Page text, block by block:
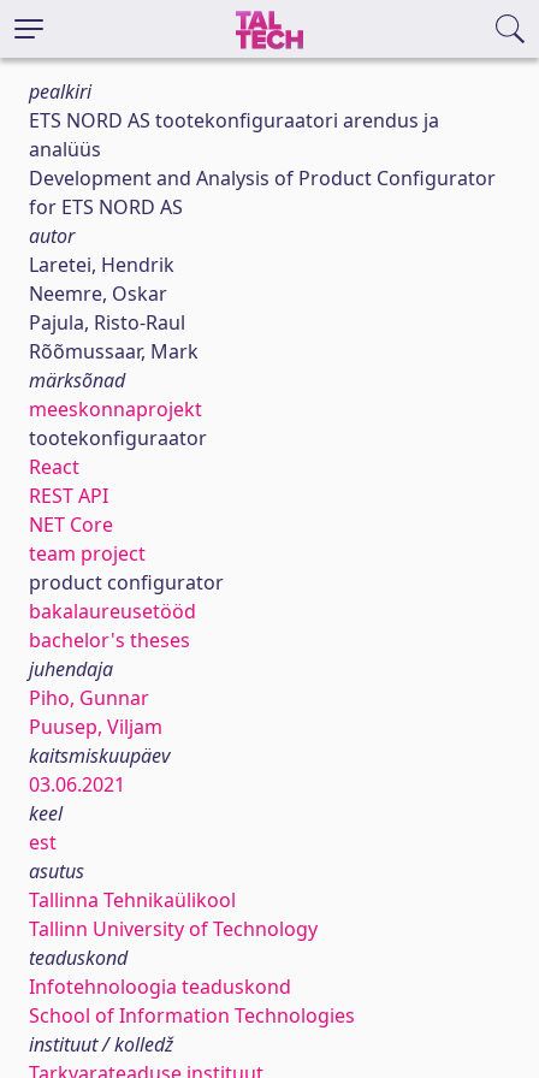
pealkiri
ETS NORD AS tootekonfiguraatori arendus ja
analüüs
Development and Analysis of Product Configurator
for ETS NORD AS
autor
Laretei, Hendrik
Neemre, Oskar
Pajula, Risto-Raul
Rõõmussaar, Mark
märksõnad
meeskonnaprojekt
tootekonfiguraator
React
REST API
NET Core
team project
product configurator
bakalaureusetööd
bachelor's theses
juhendaja
Piho, Gunnar
Puusep, Viljam
kaitsmiskuupäev
03.06.2021
keel
est
asutus
Tallinna Tehnikaülikool
Tallinn University of Technology
teaduskond
Infotehnoloogia teaduskond
School of Information Technologies
instituut / kolledž